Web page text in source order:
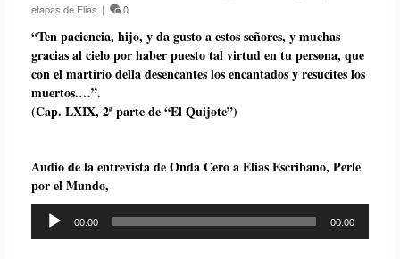
etapas de Elias | 0
“Ten paciencia, hijo, y da gusto a estos señores, y muchas
gracias al cielo por haber puesto tal virtud en tu persona, que
con el martirio della desencantes los encantados y resucites los
muertos.…”.
(Cap. LXIX, 2ª parte de “El Quijote”)
Audio de la entrevista de Onda Cero a Elias Escribano, Perle
por el Mundo,
de
00:00 00:00